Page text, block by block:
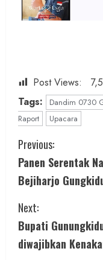
Post Views:
Tags:
Dandim 0730
Raport
Upacara
C
o
n
t
i
Previous:
Panen Serentak
Bejiharjo
Next:
Bupati
diwajibkan